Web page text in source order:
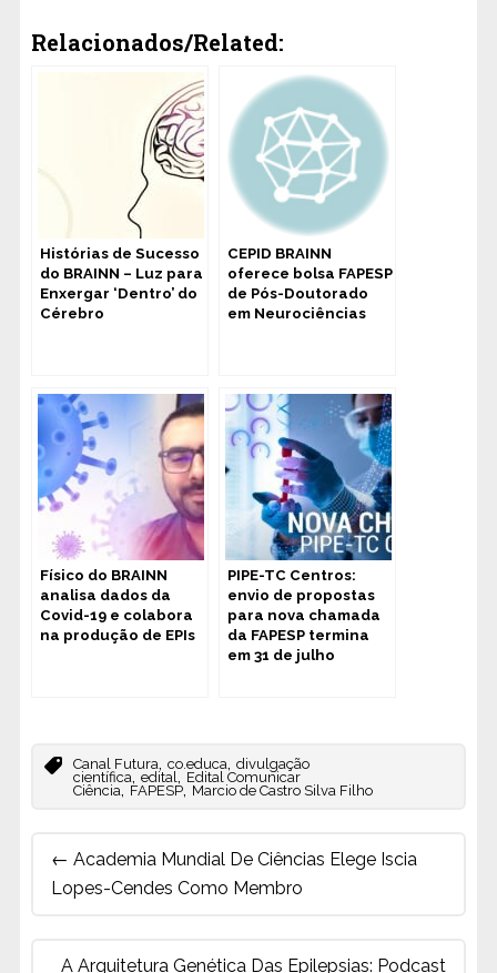
Relacionados/Related:
Histórias de Sucesso
do BRAINN – Luz para
Enxergar ‘Dentro’ do
Cérebro
CEPID BRAINN
oferece bolsa FAPESP
de Pós-Doutorado
em Neurociências
Físico do BRAINN
analisa dados da
Covid-19 e colabora
na produção de EPIs
PIPE-TC Centros:
envio de propostas
para nova chamada
da FAPESP termina
em 31 de julho
Canal Futura, co.educa, divulgação
científica, edital, Edital Comunicar
Ciência, FAPESP, Marcio de Castro Silva Filho
Post
navigation
← Academia Mundial De Ciências Elege Iscia
Lopes-Cendes Como Membro
A Arquitetura Genética Das Epilepsias: Podcast